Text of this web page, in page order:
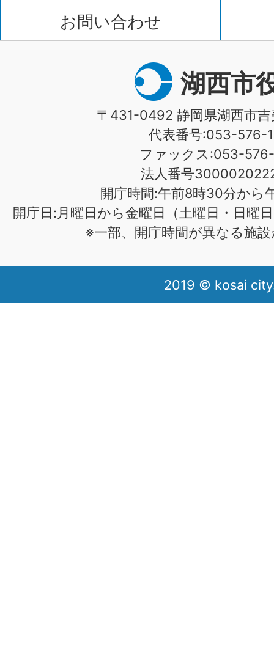
お問い合わせ
湖西市
〒431-0492 静岡県湖西市
代表番号:053-576-
ファックス:053-576-
法人番号
開庁時間:午前8時30分から
開庁日:月曜日から金曜日（土曜日・日曜
※一部、開庁時間が異なる施
2019 © kosai